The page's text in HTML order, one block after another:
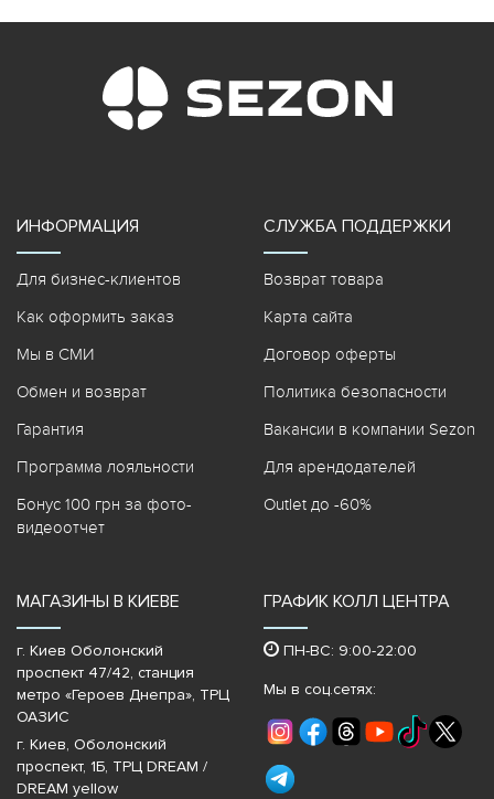
ИНФОРМАЦИЯ
Для бизнес-клиентов
Как оформить заказ
Мы в СМИ
Обмен и возврат
Гарантия
Программа лояльности
Бонус 100 грн за фото-
видеоотчет
СЛУЖБА ПОДДЕРЖКИ
Возврат товара
Карта сайта
Договор оферты
Политика безопасности
Вакансии в компании Sezon
Для арендодателей
Outlet до -60%
МАГАЗИНЫ В КИЕВЕ
г. Киев Оболонский
проспект 47/42, станция
метро «Героев Днепра»‎, ТРЦ
ОАЗИС
г. Киев, Оболонский
проспект, 1Б, ТРЦ DREAM /
DREAM yellow
ГРАФИК КОЛЛ ЦЕНТРА
ПН-ВС: 9:00-22:00
Мы в соц.сетях: